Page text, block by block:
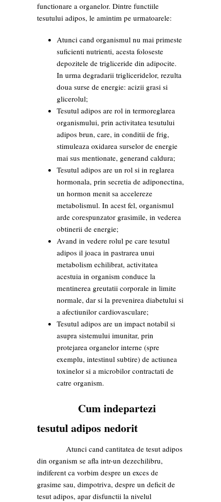
functionare a organelor. Dintre functiile
tesutului adipos, le amintim pe urmatoarele:
Atunci cand organismul nu mai primeste
suficienti nutrienti, acesta foloseste
depozitele de trigliceride din adipocite.
In urma degradarii trigliceridelor, rezulta
doua surse de energie: acizii grasi si
glicerolul;
Tesutul adipos are rol in termoreglarea
organismului, prin activitatea tesutului
adipos brun, care, in conditii de frig,
stimuleaza oxidarea surselor de energie
mai sus mentionate, generand caldura;
Tesutul adipos are un rol si in reglarea
hormonala, prin secretia de adiponectina,
un hormon menit sa accelereze
metabolismul. In acest fel, organismul
arde corespunzator grasimile, in vederea
obtinerii de energie;
Avand in vedere rolul pe care tesutul
adipos il joaca in pastrarea unui
metabolism echilibrat, activitatea
acestuia in organism conduce la
mentinerea greutatii corporale in limite
normale, dar si la prevenirea diabetului si
a afectiunilor cardiovasculare;
Tesutul adipos are un impact notabil si
asupra sistemului imunitar, prin
protejarea organelor interne (spre
exemplu, intestinul subtire) de actiunea
toxinelor si a microbilor contractati de
catre organism.
Cum indepartezi
tesutul adipos nedorit
Atunci cand cantitatea de tesut adipos
din organism se afla intr-un dezechilibru,
indiferent ca vorbim despre un exces de
grasime sau, dimpotriva, despre un deficit de
tesut adipos, apar disfunctii la nivelul